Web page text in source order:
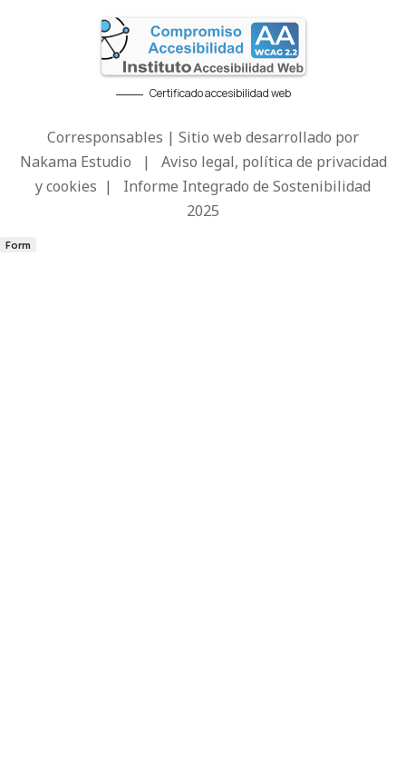
Certificado accesibilidad web
Corresponsables | Sitio web desarrollado por
Nakama Estudio | Aviso legal, política de privacidad
y cookies | Informe Integrado de Sostenibilidad
2025
Form